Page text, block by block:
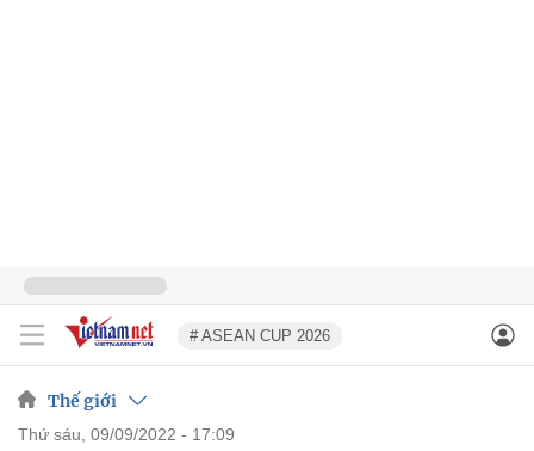
# ASEAN CUP 2026
Thế giới
thứ sáu, 09/09/2022 - 17:09